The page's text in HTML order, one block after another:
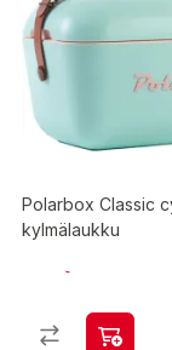
Polarbox Classic
kylmälaukku